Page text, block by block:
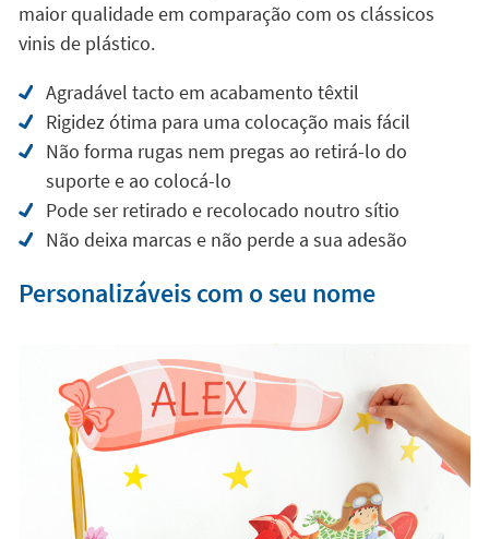
maior qualidade em comparação com os clássicos
vinis de plástico.
Agradável tacto em acabamento têxtil
Rigidez ótima para uma colocação mais fácil
Não forma rugas nem pregas ao retirá-lo do
suporte e ao colocá-lo
Pode ser retirado e recolocado noutro sítio
Não deixa marcas e não perde a sua adesão
Personalizáveis com o seu nome